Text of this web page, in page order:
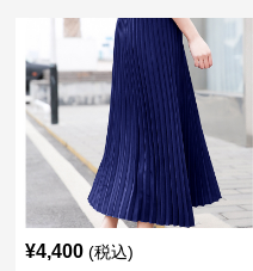
¥4,400 (税込)